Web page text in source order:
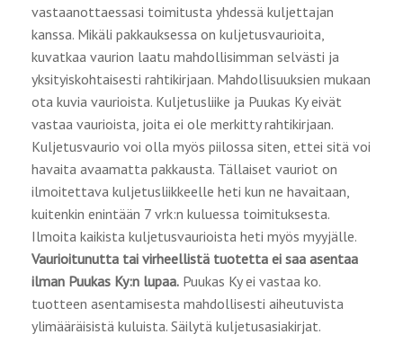
vastaanottaessasi toimitusta yhdessä kuljettajan
kanssa. Mikäli pakkauksessa on kuljetusvaurioita,
kuvatkaa vaurion laatu mahdollisimman selvästi ja
yksityiskohtaisesti rahtikirjaan. Mahdollisuuksien mukaan
ota kuvia vaurioista. Kuljetusliike ja Puukas Ky eivät
vastaa vaurioista, joita ei ole merkitty rahtikirjaan.
Kuljetusvaurio voi olla myös piilossa siten, ettei sitä voi
havaita avaamatta pakkausta. Tällaiset vauriot on
ilmoitettava kuljetusliikkeelle heti kun ne havaitaan,
kuitenkin enintään 7 vrk:n kuluessa toimituksesta.
Ilmoita kaikista kuljetusvaurioista heti myös myyjälle.
Vaurioitunutta tai virheellistä tuotetta ei saa asentaa
ilman Puukas Ky:n lupaa. Puukas Ky ei vastaa ko.
tuotteen asentamisesta mahdollisesti aiheutuvista
ylimääräisistä kuluista. Säilytä kuljetusasiakirjat.